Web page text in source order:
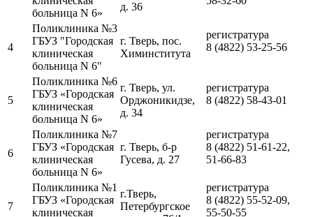
больница N 6»
д. 36
4
Поликлиника №3
ГБУЗ "Городская
клиническая
больница N 6"
г. Тверь, пос.
Химинститута
регистратура
8 (4822) 53-25-56
5
Поликлиника №6
ГБУЗ «Городская
клиническая
больница N 6»
г. Тверь, ул.
Орджоникидзе,
д. 34
регистратура
8 (4822) 58-43-01
6
Поликлиника №7
ГБУЗ «Городская
клиническая
больница N 6»
г. Тверь, б-р
Гусева, д. 27
регистратура
8 (4822) 51-61-22,
51-66-83
7
Поликлиника №1
ГБУЗ «Городская
клиническая
г.Тверь,
Петербургское
регистратура
8 (4822) 55-52-09,
55-50-55